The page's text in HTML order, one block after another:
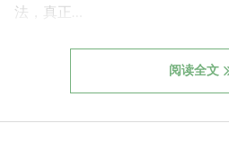
法，真正…
阅读全文